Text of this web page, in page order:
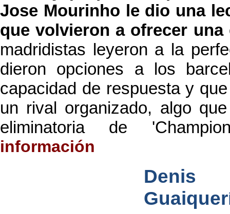
Jose Mourinho le dio una
que volvieron a ofrecer una
madridistas leyeron a la
dieron opciones a los
capacidad de respuesta y
un rival organizado, algo
eliminatoria de
información
Denis